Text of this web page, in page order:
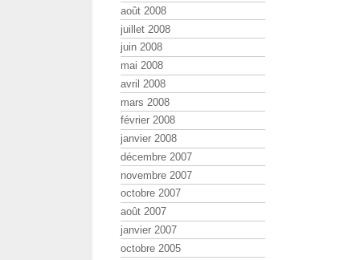
août 2008
juillet 2008
juin 2008
mai 2008
avril 2008
mars 2008
février 2008
janvier 2008
décembre 2007
novembre 2007
octobre 2007
août 2007
janvier 2007
octobre 2005